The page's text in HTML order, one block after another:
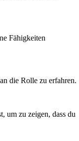
Fähigkeiten
die Rolle zu erfahren.
um zu zeigen, dass du